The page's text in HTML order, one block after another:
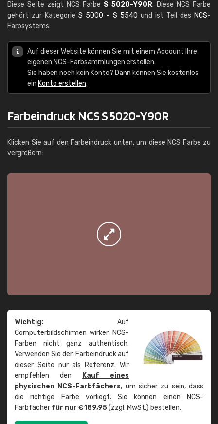
Diese Seite zeigt NCS Farbe S 5020-Y90R. Diese NCS Farbe
gehört zur KategorieS 5000 - S 5540 und ist Teil des NCS-
Farbsystems.
Auf dieser Website können Sie mit einem Account Ihre
eigenen NCS-Farbsammlungen erstellen.
Sie haben noch kein Konto? Dann können Sie kostenlos
ein Konto erstellen.
Farbeindruck NCS S 5020-Y90R
Klicken Sie auf den Farbeindruck unten, um diese NCS Farbe zu
vergrößern:
Wichtig: Auf
Computerbildschirmen wirken NCS-
Farben nicht ganz authentisch.
Verwenden Sie den Farbeindruck auf
dieser Seite nur als Referenz. Wir
empfehlen den
Kauf eines
physischen NCS-Farbfächers, um sicher zu sein, dass
die richtige Farbe vorliegt. Sie können einen NCS-
Farbfächer für nur €189,95(zzgl. MwSt.) bestellen.